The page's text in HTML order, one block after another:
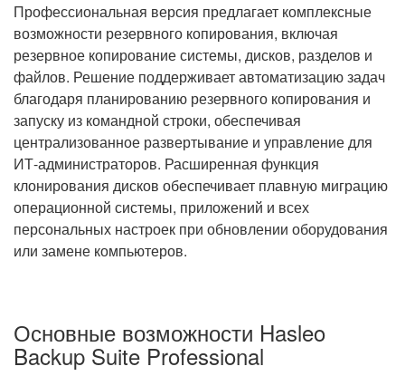
Профессиональная версия предлагает комплексные
возможности резервного копирования, включая
резервное копирование системы, дисков, разделов и
файлов. Решение поддерживает автоматизацию задач
благодаря планированию резервного копирования и
запуску из командной строки, обеспечивая
централизованное развертывание и управление для
ИТ-администраторов. Расширенная функция
клонирования дисков обеспечивает плавную миграцию
операционной системы, приложений и всех
персональных настроек при обновлении оборудования
или замене компьютеров.
Основные возможности Hasleo
Backup Suite Professional